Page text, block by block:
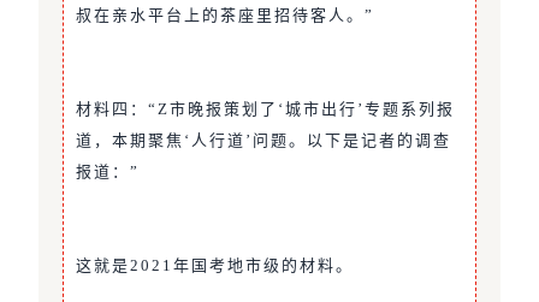
叔在亲水平台上的茶座里招待客人。”
材料四：“Z市晚报策划了‘城市出行’专题系列报
道，本期聚焦‘人行道’问题。以下是记者的调查
报道：”
这就是2021年国考地市级的材料。